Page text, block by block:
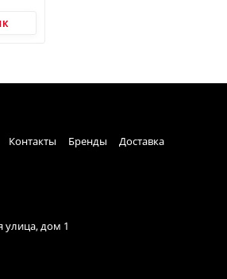
Контакты Бренды
Доставка
улица, дом 1